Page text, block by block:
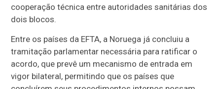
cooperação técnica entre autoridades sanitárias dos
dois blocos.
Entre os países da EFTA, a Noruega já concluiu a
tramitação parlamentar necessária para ratificar o
acordo, que prevê um mecanismo de entrada em
vigor bilateral, permitindo que os países que